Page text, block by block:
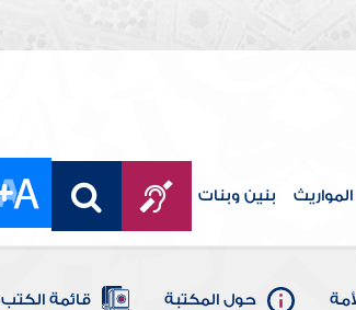
المواريث بنين وبنات
حول المكتبة قائمة الكتب